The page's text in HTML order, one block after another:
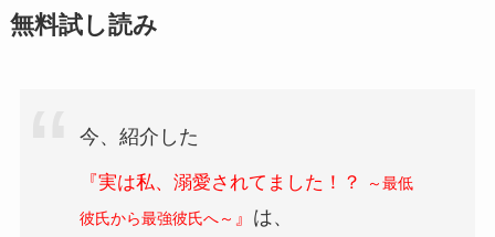
無料試し読み
今、紹介した
『実は私、溺愛されてました！？
～最低
彼氏から最強彼氏へ～ 』 は、